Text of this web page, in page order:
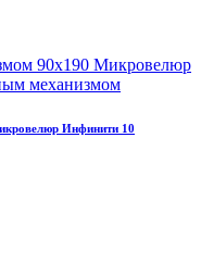
Инфинити 10